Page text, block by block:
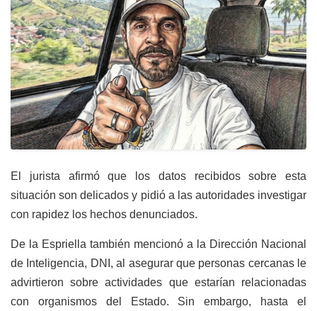
El jurista afirmó que los datos recibidos sobre esta
situación son delicados y pidió a las autoridades investigar
con rapidez los hechos denunciados.
De la Espriella también mencionó a la Dirección Nacional
de Inteligencia, DNI, al asegurar que personas cercanas le
advirtieron sobre actividades que estarían relacionadas
con organismos del Estado. Sin embargo, hasta el